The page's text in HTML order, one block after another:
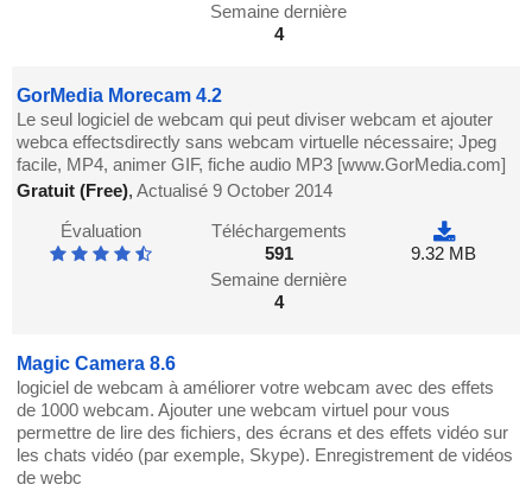
Semaine dernière
4
GorMedia Morecam 4.2
Le seul logiciel de webcam qui peut diviser webcam et ajouter
webca effectsdirectly sans webcam virtuelle nécessaire; Jpeg
facile, MP4, animer GIF, fiche audio MP3 [www.GorMedia.com]
Gratuit (Free),Actualisé 9 October 2014
Évaluation
Téléchargements
591
Semaine dernière
4
9.32 MB
Magic Camera 8.6
logiciel de webcam à améliorer votre webcam avec des effets
de 1000 webcam. Ajouter une webcam virtuel pour vous
permettre de lire des fichiers, des écrans et des effets vidéo sur
les chats vidéo (par exemple, Skype). Enregistrement de vidéos
de webc